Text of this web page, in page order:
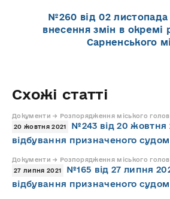
№260 від 02
внесення змін в окремі
Сарненського
Схожі статті
Документи → Розпорядження міського
20 жовтня 2021
№243 від 20 жовтня
відбування призначеного
Документи → Розпорядження міського
27 липня 2021
№165 від 27 липня
відбування призначеного